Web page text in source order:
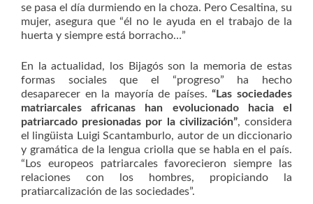
se pasa el día durmiendo en la choza. Pero Cesaltina, su
mujer, asegura que “él no le ayuda en el trabajo de la
huerta y siempre está borracho…”
En la actualidad, los Bijagós son la memoria de estas
formas sociales que el “progreso” ha hecho
desaparecer en la mayoría de países.“Las sociedades
matriarcales africanas han evolucionado hacia el
patriarcado presionadas por la civilización”, considera
el lingüista Luigi Scantamburlo, autor de un diccionario
y gramática de la lengua criolla que se habla en el país.
“Los europeos patriarcales favorecieron siempre las
relaciones con los hombres, propiciando la
pratiarcalización de las sociedades”.